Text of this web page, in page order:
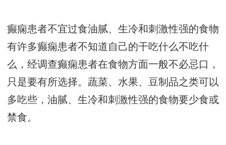
癫痫患者不宜过食油腻、生冷和刺激性强的食物
有许多癫痫患者不知道自己的干吃什么不吃什
么，经调查癫痫患者在食物方面一般不必忌口，
只是要有所选择。蔬菜、水果、豆制品之类可以
多吃些，油腻、生冷和刺激性强的食物要少食或
禁食。